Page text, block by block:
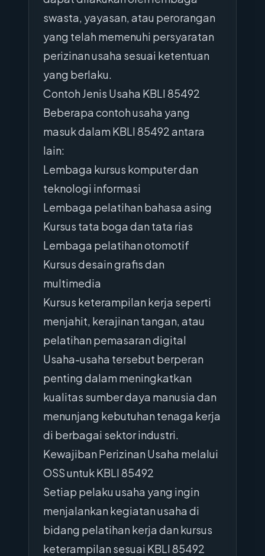
swasta, yayasan, atau perorangan
yang telah memenuhi persyaratan
perizinan usaha sesuai ketentuan
yang berlaku.
Contoh Jenis Usaha KBLI 85492
Beberapa contoh usaha yang
masuk dalam KBLI 85492 antara
lain:
Lembaga kursus komputer dan
teknologi informasi
Lembaga pelatihan bahasa asing
Kursus tata boga dan tata rias
Lembaga pelatihan otomotif
Kursus desain grafis dan
multimedia
Kursus keterampilan kerja seperti
menjahit, kerajinan tangan, atau
pelatihan pemasaran digital
Usaha-usaha tersebut berperan
penting dalam meningkatkan
kualitas sumber daya manusia dan
menunjang kebutuhan tenaga kerja
di berbagai sektor industri.
Kewajiban Perizinan Usaha melalui
OSS untuk KBLI 85492
Setiap pelaku usaha yang ingin
menjalankan kegiatan usaha di
bidang pelatihan kerja dan kursus
keterampilan sesuai KBLI 85492